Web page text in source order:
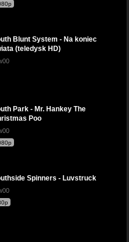
Blunt System - Na koniec
(teledysk HD)
Park - Mr. Hankey The
Poo
Spinners - Luvstruck